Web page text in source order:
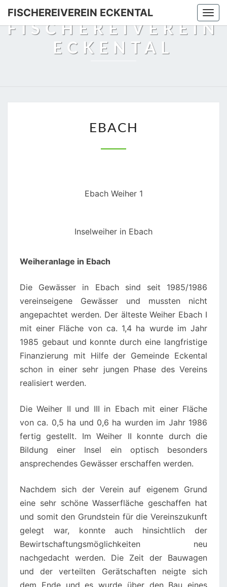
Skip
content
FISCHEREIVEREIN ECKENTAL
FISCHEREIVEREIN
ECKENTAL
EBACH
Ebach Weiher 1
Inselweiher in Ebach
Weiheranlage in Ebach
Die Gewässer in Ebach sind seit 1985/1986
vereinseigene Gewässer und mussten nicht
angepachtet werden. Der älteste Weiher Ebach I
mit einer Fläche von ca. 1,4 ha wurde im Jahr
1985 gebaut und konnte durch eine langfristige
Finanzierung mit Hilfe der Gemeinde Eckental
schon in einer sehr jungen Phase des Vereins
realisiert werden.
Die Weiher II und III in Ebach mit einer Fläche
von ca. 0,5 ha und 0,6 ha wurden im Jahr 1986
fertig gestellt. Im Weiher II konnte durch die
Bildung einer Insel ein optisch besonders
ansprechendes Gewässer erschaffen werden.
Nachdem sich der Verein auf eigenem Grund
eine sehr schöne Wasserfläche geschaffen hat
und somit den Grundstein für die Vereinszukunft
gelegt war, konnte auch hinsichtlich der
Bewirtschaftungsmöglichkeiten neu
nachgedacht werden. Die Zeit der Bauwagen
und der verteilten Gerätschaften neigte sich
dem Ende und es wurde über den Bau eines